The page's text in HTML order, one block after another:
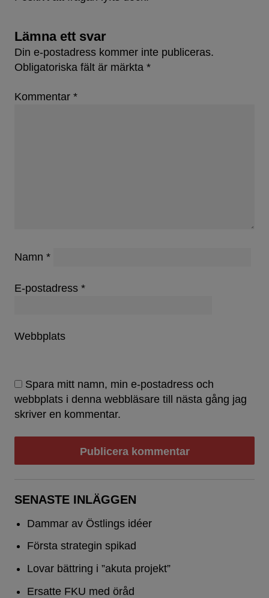
Lämna ett svar
Din e-postadress kommer inte publiceras.
Obligatoriska fält är märkta *
Kommentar *
Namn *
E-postadress *
Webbplats
Spara mitt namn, min e-postadress och
webbplats i denna webbläsare till nästa gång jag
skriver en kommentar.
SENASTE INLÄGGEN
Dammar av Östlings idéer
Första strategin spikad
Lovar bättring i ”akuta projekt”
Ersatte FKU med öråd